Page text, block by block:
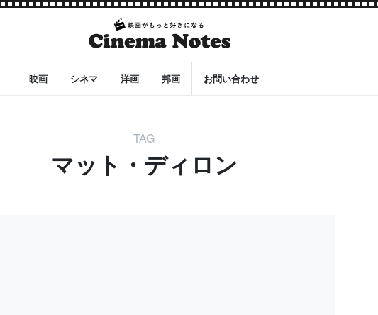
映画 シネマ 洋画 邦画 お問い合わせ
TAG
マット・ディロン